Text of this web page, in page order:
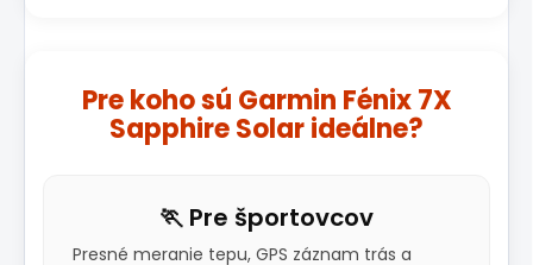
Pre koho sú Garmin Fénix 7X
Sapphire Solar ideálne?
🏃 Pre športovcov
Presné meranie tepu, GPS záznam trás a